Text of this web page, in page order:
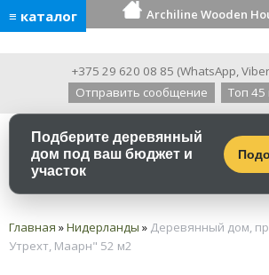
≡ каталог Archiline Wooden
+375 29 620 08 85 (WhatsApp,Viber
Отправить сообщение
Топ 45
Подберите деревянный
дом под ваш бюджет и
участок
Главная »Нидерланды » Деревянный дом,
Утрехт, Маарн" 52 м2